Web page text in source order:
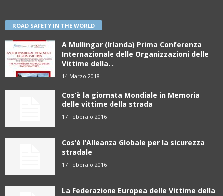
ROAD SAFETY IN THE WORLD
A Mullingar (Irlanda) Prima Conferenza
Internazionale delle Organizzazioni delle
Vittime della...
14 Marzo 2018
Cos’è la giornata Mondiale in Memoria
delle vittime della strada
17 Febbraio 2016
Cos’è l’Alleanza Globale per la sicurezza
stradale
17 Febbraio 2016
La Federazione Europea delle Vittime della